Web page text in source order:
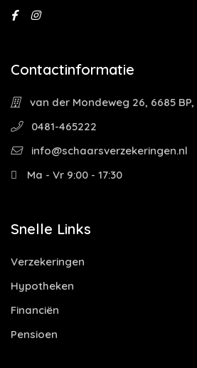
Contactinformatie
van der Mondeweg 26, 6685
0481-465222
info@schaarsverzekeringen.nl
Ma - Vr 9:00 - 17:30
Snelle Links
Verzekeringen
Hypotheken
Financiën
Pensioen